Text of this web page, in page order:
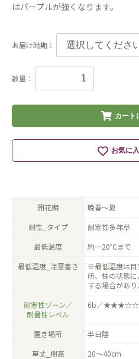
はパープルが強くなります。
お届け時期：
数量：
カート
お気に
開花期
晩春〜夏
耐性_タイプ
耐寒性多年草
最低温度
約ー20℃まで
最低温度_注意書き
※最低温度は目
所、株の状態
する場合があり
耐寒性ゾーン／
耐暑性レベル
6b／★★★☆☆
置き場所
半日陰
草丈_樹高
20〜40cm